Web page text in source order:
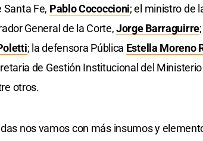
Fe, Pablo Cococcioni; el ministro de
General de la Corte,Jorge Barraguirre
; la defensora Pública Estella Moreno
de Gestión Institucional del
otros.
nos vamos con más insumos y